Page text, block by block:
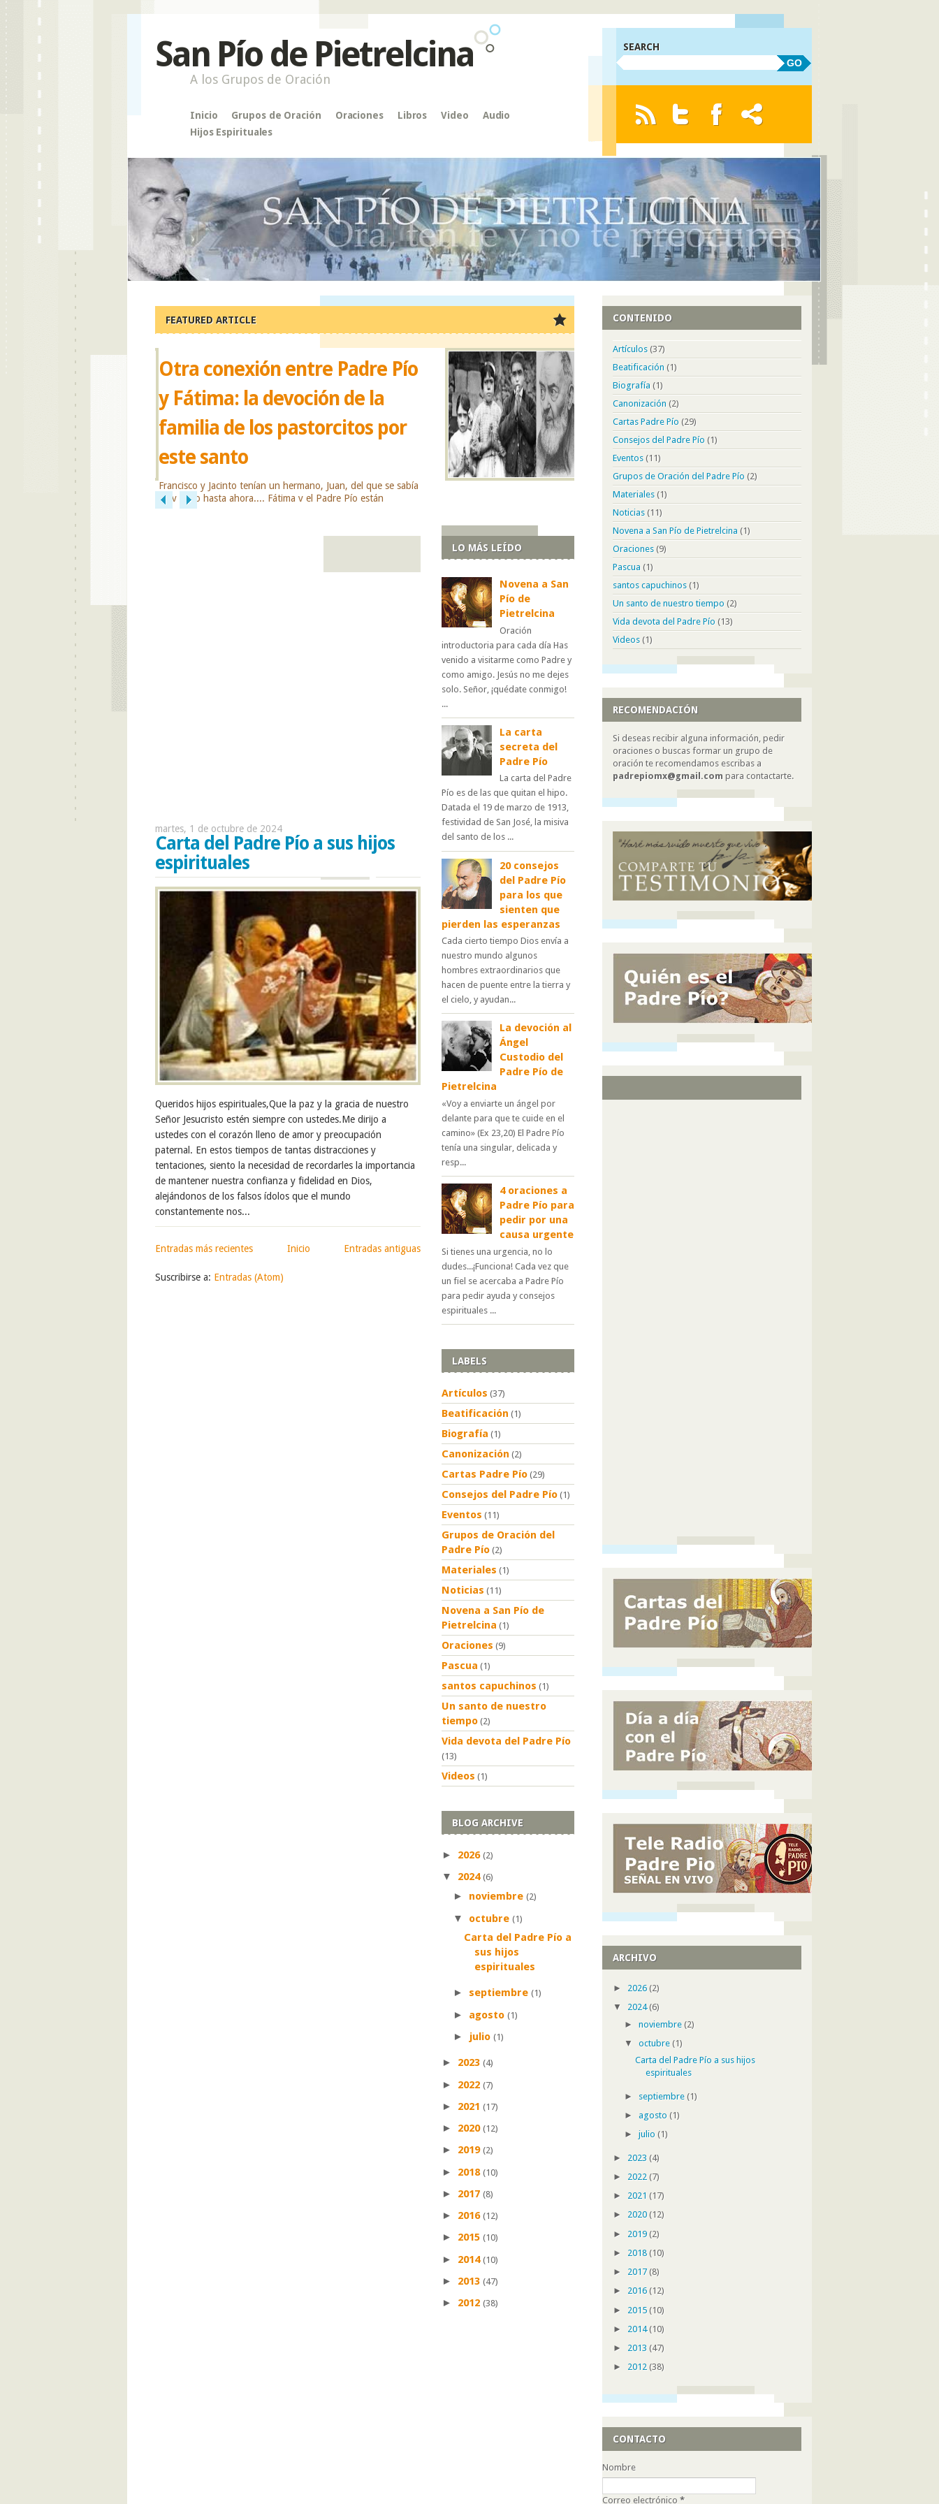
San Pío de Pietrelcina
A los Grupos de Oración
Inicio Grupos de Oración Oraciones Libros Video
Audio
Hijos Espirituales
SEARCH
GO
FEATURED ARTICLE
Otra conexión entre Padre Pío
y Fátima: la devoción de la
familia de los pastorcitos por
este santo
Francisco y Jacinto tenían un hermano, Juan, del que se sabía
muy poco hasta ahora.... Fátima y el Padre Pío están
relacionados por el gran amor y devoción que el santo de los
la imagen peregrina original estuvo presente en San...
La oración preferida del Padre
Normalmente, cuando alguien nos pide que recemos por una
intención específica, tenemos nuestra oración de “cabecera”.
Puede ser el Rosario, un Padre Nuestro, o simplemente un
sincero ruego a Dios. San Pío de Pietrelcina (más
comúnmente conocido como “Padre” Pío) tuvo su oración
favorita que...
martes, 1 de octubre de 2024
Carta del Padre Pío a sus hijos
espirituales
Queridos hijos espirituales,Que la paz y la gracia de nuestro
Señor Jesucristo estén siempre con ustedes.Me dirijo a
ustedes con el corazón lleno de amor y preocupación
paternal. En estos tiempos de tantas distracciones y
tentaciones, siento la necesidad de recordarles la importancia
de mantener nuestra confianza y fidelidad en Dios,
alejándonos de los falsos ídolos que el mundo
constantemente nos...
Entradas más recientes Entradas antiguas
Inicio
Suscribirse a: Entradas (Atom)
LO MÁS LEÍDO
Novena a San
Pío de
Pietrelcina
Oración
introductoria para cada día Has
venido a visitarme como Padre y
como amigo. Jesús no me dejes
solo. Señor, ¡quédate conmigo!
...
La carta
secreta del
Padre Pío
La carta del Padre
Pío es de las que quitan el hipo.
Datada el 19 de marzo de 1913,
festividad de San José, la misiva
del santo de los ...
20 consejos
del Padre Pío
para los que
sienten que
pierden las esperanzas
Cada cierto tiempo Dios envía a
nuestro mundo algunos
hombres extraordinarios que
hacen de puente entre la tierra y
el cielo, y ayudan...
La devoción al
Ángel
Custodio del
Padre Pío de
Pietrelcina
«Voy a enviarte un ángel por
delante para que te cuide en el
camino» (Ex 23,20) El Padre Pío
tenía una singular, delicada y
resp...
4 oraciones a
Padre Pío para
pedir por una
causa urgente
Si tienes una urgencia, no lo
dudes...¡Funciona! Cada vez que
un fiel se acercaba a Padre Pío
para pedir ayuda y consejos
espirituales ...
LABELS
Artículos (37)
Beatificación (1)
Biografía (1)
Canonización (2)
Cartas Padre Pío (29)
Consejos del Padre Pío (1)
Eventos (11)
Grupos de Oración del
Padre Pío (2)
Materiales (1)
Noticias (11)
Novena a San Pío de
Pietrelcina (1)
Oraciones (9)
Pascua (1)
santos capuchinos (1)
Un santo de nuestro
tiempo (2)
Vida devota del Padre Pío
(13)
Videos (1)
BLOG ARCHIVE
► 2026 (2)
▼ 2024 (6)
► noviembre (2)
▼ octubre (1)
Carta del Padre Pío a
sus hijos
espirituales
► septiembre (1)
► agosto (1)
► julio (1)
► 2023 (4)
► 2022 (7)
► 2021 (17)
► 2020 (12)
► 2019 (2)
► 2018 (10)
► 2017 (8)
► 2016 (12)
► 2015 (10)
► 2014 (10)
► 2013 (47)
► 2012 (38)
CONTENIDO
Artículos (37)
Beatificación (1)
Biografía (1)
Canonización (2)
Cartas Padre Pío (29)
Consejos del Padre Pío (1)
Eventos (11)
Grupos de Oración del Padre Pío (2)
Materiales (1)
Noticias (11)
Novena a San Pío de Pietrelcina (1)
Oraciones (9)
Pascua (1)
santos capuchinos (1)
Un santo de nuestro tiempo (2)
Vida devota del Padre Pío (13)
Videos (1)
RECOMENDACIÓN
Si deseas recibir alguna información, pedir
oraciones o buscas formar un grupo de
oración te recomendamos escribas a
padrepiomx@gmail.com para contactarte.
ARCHIVO
► 2026 (2)
▼ 2024(6)
► noviembre (2)
▼ octubre (1)
Carta del Padre Pío a sus hijos
espirituales
► septiembre (1)
► agosto (1)
► julio (1)
► 2023 (4)
► 2022 (7)
► 2021 (17)
► 2020 (12)
► 2019 (2)
► 2018 (10)
► 2017 (8)
► 2016 (12)
► 2015 (10)
► 2014(10)
► 2013 (47)
► 2012 (38)
CONTACTO
Nombre
Correo electrónico *